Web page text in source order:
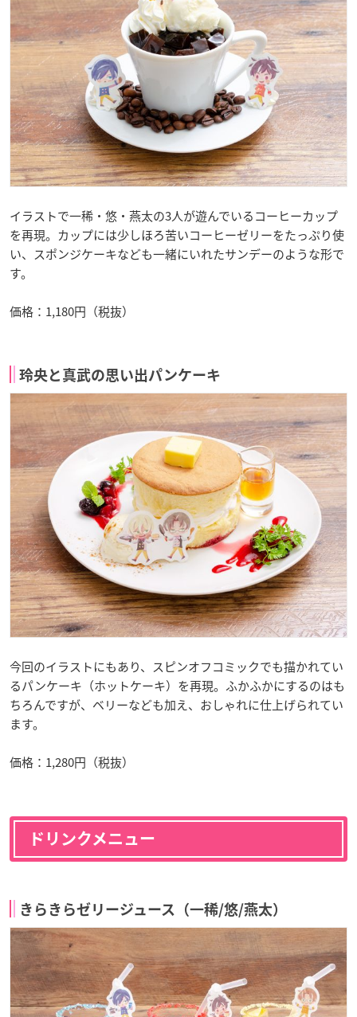
イラストで一稀・悠・燕太の3人が遊んでいるコーヒーカップ
を再現。カップには少しほろ苦いコーヒーゼリーをたっぷり使
い、スポンジケーキなども一緒にいれたサンデーのような形で
す。
価格：1,180円（税抜）
玲央と真武の思い出パンケーキ
今回のイラストにもあり、スピンオフコミックでも描かれてい
るパンケーキ（ホットケーキ）を再現。ふかふかにするのはも
ちろんですが、ベリーなども加え、おしゃれに仕上げられてい
ます。
価格：1,280円（税抜）
ドリンクメニュー
きらきらゼリージュース（一稀/悠/燕太）